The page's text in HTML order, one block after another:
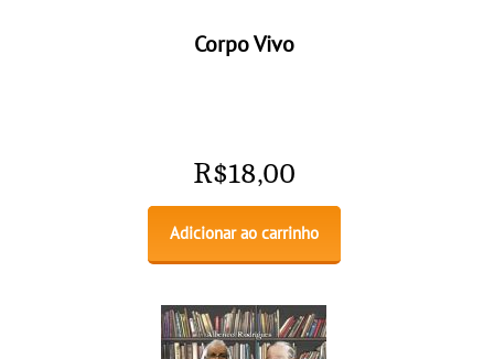
Corpo Vivo
R$18,00
Adicionar ao carrinho